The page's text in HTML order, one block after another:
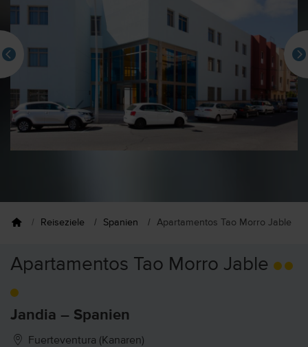
Reiseziele Spanien Apartamentos Tao Morro Jable
Apartamentos Tao Morro Jable
Jandia – Spanien
Fuerteventura (Kanaren)